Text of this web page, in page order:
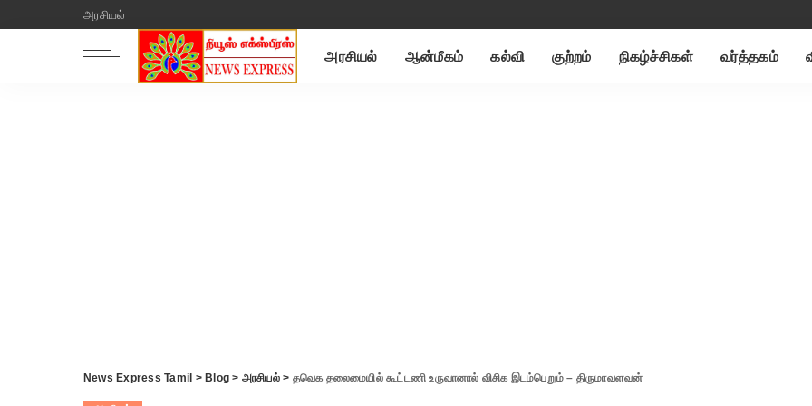
அரசியல்
அரசியல் ஆன்மீகம் கல்வி குற்றம் நிகழ்ச்சிகள் வர்த்தகம்
News Express Tamil > Blog > அரசியல்> தவெக தலைமையில் கூட்டணி உருவானால் விசிக இடம்பெறும் – திருமாவளவன்